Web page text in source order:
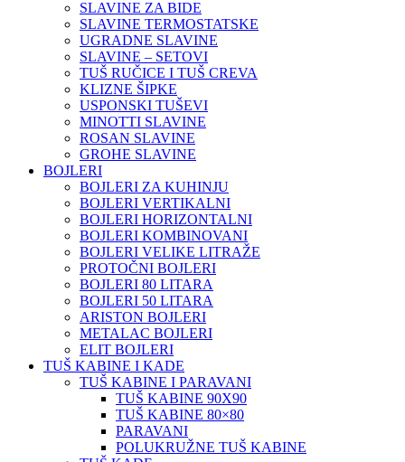
SLAVINE ZA BIDE
SLAVINE TERMOSTATSKE
UGRADNE SLAVINE
SLAVINE – SETOVI
TUŠ RUČICE I TUŠ CREVA
KLIZNE ŠIPKE
USPONSKI TUŠEVI
MINOTTI SLAVINE
ROSAN SLAVINE
GROHE SLAVINE
BOJLERI
BOJLERI ZA KUHINJU
BOJLERI VERTIKALNI
BOJLERI HORIZONTALNI
BOJLERI KOMBINOVANI
BOJLERI VELIKE LITRAŽE
PROTOČNI BOJLERI
BOJLERI 80 LITARA
BOJLERI 50 LITARA
ARISTON BOJLERI
METALAC BOJLERI
ELIT BOJLERI
TUŠ KABINE I KADE
TUŠ KABINE I PARAVANI
TUŠ KABINE 90X90
TUŠ KABINE 80×80
PARAVANI
POLUKRUŽNE TUŠ KABINE